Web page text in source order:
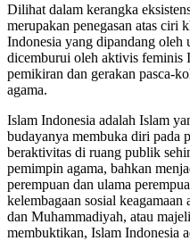
Dilihat dalam kerangka
merupakan penegasan atas ciri
Indonesia yang dipandang oleh
dicemburui oleh aktivis feminis
pemikiran dan gerakan pasca-
agama.
Islam Indonesia adalah Islam
budayanya membuka diri pada
beraktivitas di ruang publik
pemimpin agama, bahkan
perempuan dan ulama
kelembagaan sosial
dan Muhammadiyah, atau
membuktikan, Islam Indonesia